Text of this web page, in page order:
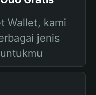
Wallet, kami
jenis